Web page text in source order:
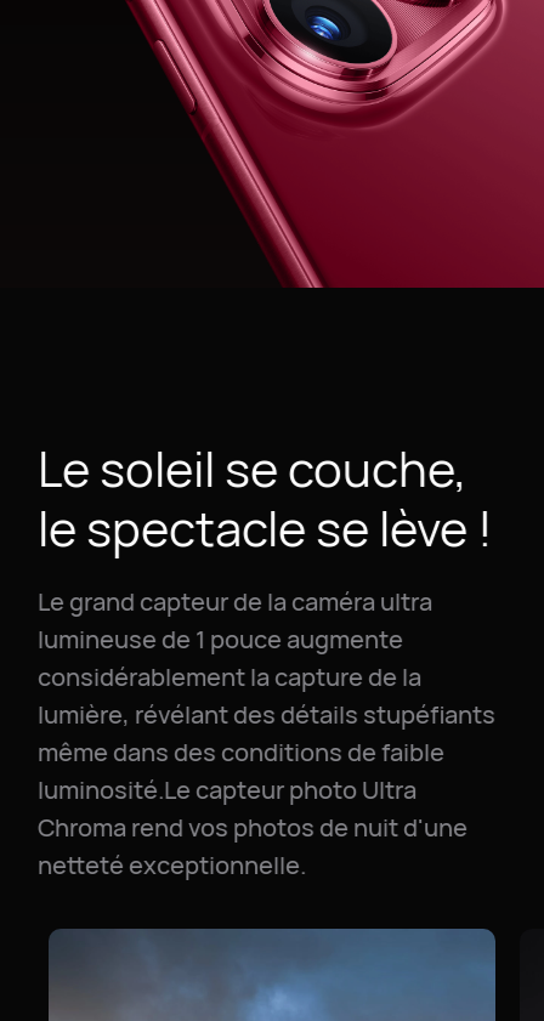
Le soleil se couche,
le spectacle se lève !
Le grand capteur de la caméra ultra
lumineuse de 1 pouce augmente
considérablement la capture de la
lumière, révélant des détails stupéfiants
même dans des conditions de faible
luminosité.Le capteur photo Ultra
Chroma rend vos photos de nuit d'une
netteté exceptionnelle.